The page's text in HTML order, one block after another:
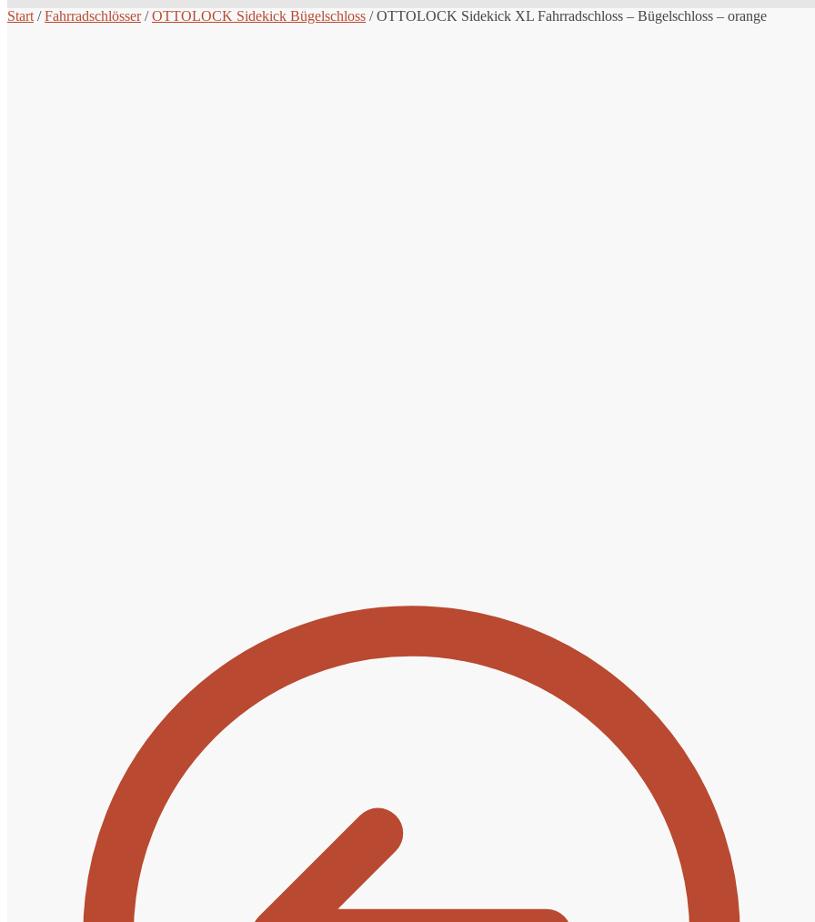
Start /Fahrradschlösser/OTTOLOCK Sidekick Bügelschloss /OTTOLOCK Sidekick XL Fahrradschloss – Bügelschloss – orange